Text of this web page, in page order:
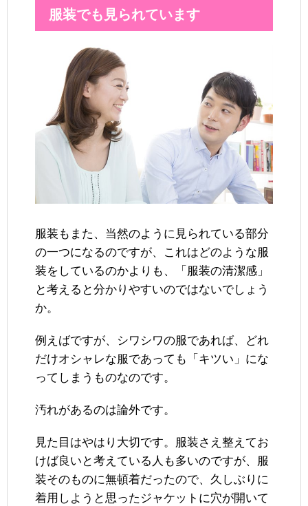
服装でも見られています
服装もまた、当然のように見られている部分
の一つになるのですが、これはどのような服
装をしているのかよりも、「服装の清潔感」
と考えると分かりやすいのではないでしょう
か。
例えばですが、シワシワの服であれば、どれ
だけオシャレな服であっても「キツい」にな
ってしまうものなのです。
汚れがあるのは論外です。
見た目はやはり大切です。服装さえ整えてお
けば良いと考えている人も多いのですが、服
装そのものに無頓着だったので、久しぶりに
着用しようと思ったジャケットに穴が開いて